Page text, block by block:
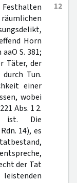
12
Festhalten
Horn
S. 381;
Täter, der
Tun.
einer
wobei
Abs. 1 2.
ist. Die
14), es
der Tat